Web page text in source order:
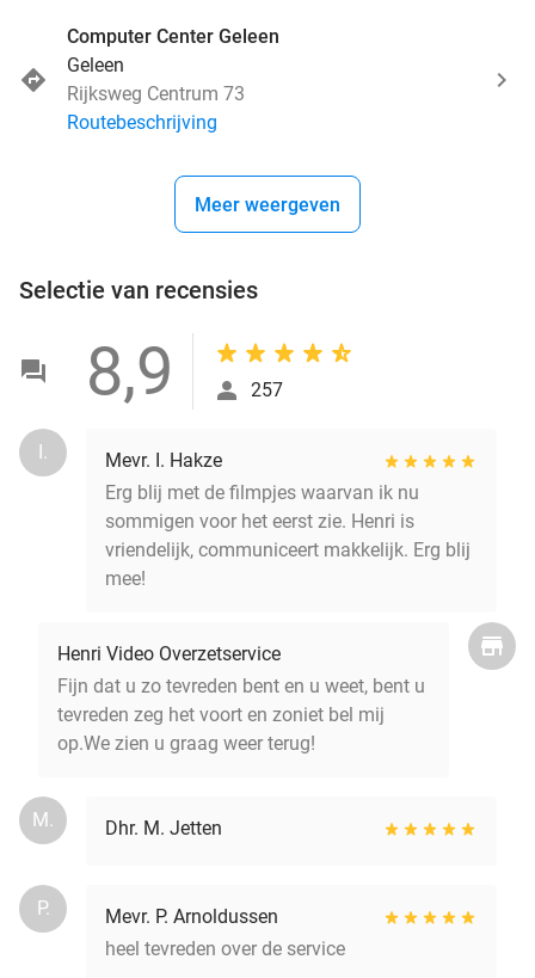
Computer Center Geleen
Geleen
Rijksweg Centrum 73
Routebeschrijving
Meer weergeven
Selectie van recensies
8,9 257
I.
Mevr. I. Hakze
Erg blij met de filmpjes waarvan ik nu
sommigen voor het eerst zie. Henri is
vriendelijk, communiceert makkelijk. Erg blij
mee!
Henri Video Overzetservice
Fijn dat u zo tevreden bent en u weet, bent u
tevreden zeg het voort en zoniet bel mij
op.We zien u graag weer terug!
M. Dhr. M. Jetten
P.
Mevr. P. Arnoldussen
heel tevreden over de service